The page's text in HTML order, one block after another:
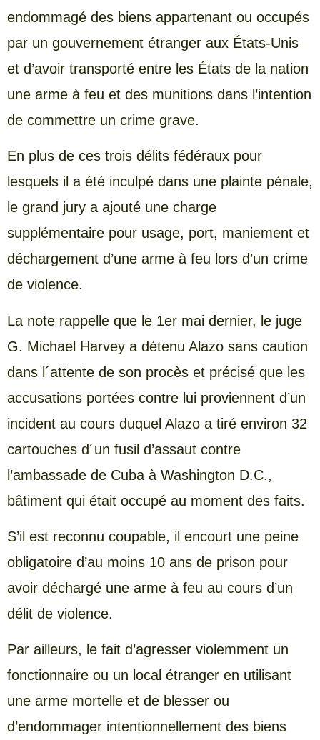
endommagé des biens appartenant ou occupés
par un gouvernement étranger aux États-Unis
et d’avoir transporté entre les États de la nation
une arme à feu et des munitions dans l’intention
de commettre un crime grave.
En plus de ces trois délits fédéraux pour
lesquels il a été inculpé dans une plainte pénale,
le grand jury a ajouté une charge
supplémentaire pour usage, port, maniement et
déchargement d’une arme à feu lors d’un crime
de violence.
La note rappelle que le 1er mai dernier, le juge
G. Michael Harvey a détenu Alazo sans caution
dans l´attente de son procès et précisé que les
accusations portées contre lui proviennent d’un
incident au cours duquel Alazo a tiré environ 32
cartouches d´un fusil d’assaut contre
l’ambassade de Cuba à Washington D.C.,
bâtiment qui était occupé au moment des faits.
S’il est reconnu coupable, il encourt une peine
obligatoire d’au moins 10 ans de prison pour
avoir déchargé une arme à feu au cours d’un
délit de violence.
Par ailleurs, le fait d’agresser violemment un
fonctionnaire ou un local étranger en utilisant
une arme mortelle et de blesser ou
d’endommager intentionnellement des biens